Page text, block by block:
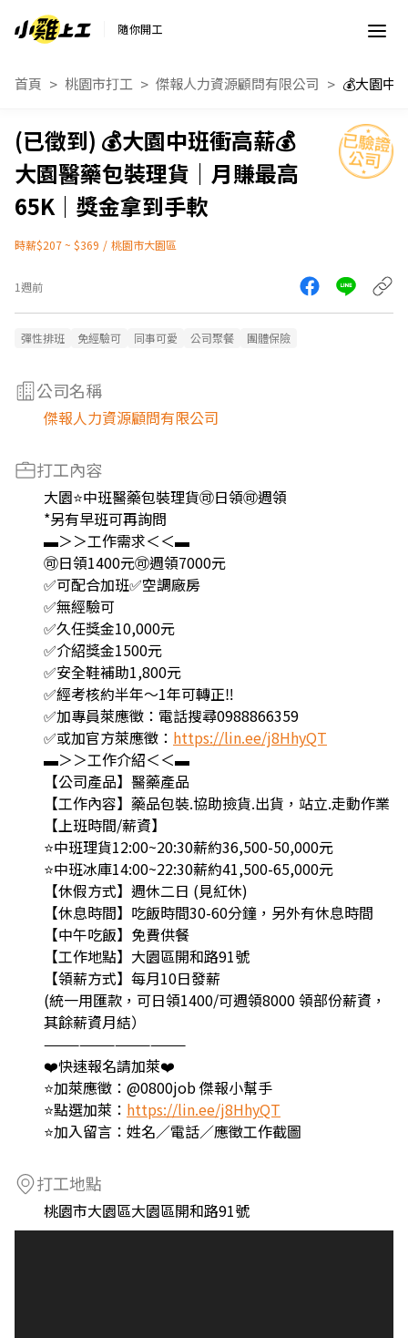
隨你開工
首頁 桃園市打工 傑報人力資源顧問有限公司
💰大園中班衝高薪💰
大園醫藥包裝理貨｜月賺最高
65K｜獎金拿到手軟
時薪$207 ~ $369 / 桃園市大園區
1週前
彈性排班 免經驗可 同事可愛 公司聚餐 團體保險
公司名稱
傑報人力資源顧問有限公司
打工內容
大園⭐中班醫藥包裝理貨🉑日領🉑週領
*另有早班可再詢問
▬＞＞工作需求＜＜▬
🉑日領1400元🉑週領7000元
✅可配合加班✅空調廠房
✅無經驗可
✅久任獎金10,000元
✅介紹獎金1500元
✅安全鞋補助1,800元
✅經考核約半年～1年可轉正‼️
✅加專員萊應徵：電話搜尋0988866359
✅或加官方萊應徵： https://lin.ee/j8HhyQT
▬＞＞工作介紹＜＜▬
【公司產品】醫藥產品
【工作內容】藥品包裝.協助撿貨.出貨，站立.走動作業
【上班時間/薪資】
⭐️中班理貨12:00~20:30薪約36,500-50,000元
⭐️中班冰庫14:00~22:30薪約41,500-65,000元
【休假方式】週休二日 (見紅休)
【休息時間】吃飯時間30-60分鐘，另外有休息時間
【中午吃飯】免費供餐
【工作地點】大園區開和路91號
【領薪方式】每月10日發薪
(統一用匯款，可日領1400/可週領8000 領部份薪資，
其餘薪資月結）
————————————
❤️快速報名請加萊❤️
⭐加萊應徵：@0800job 傑報小幫手
⭐點選加萊： https://lin.ee/j8HhyQT
⭐加入留言：姓名／電話／應徵工作截圖
打工地點
桃園市大園區大園區開和路91號